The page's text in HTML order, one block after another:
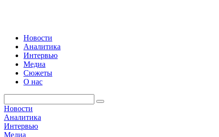
Новости
Аналитика
Интервью
Медиа
Сюжеты
О нас
Новости
Аналитика
Интервью
Медиа